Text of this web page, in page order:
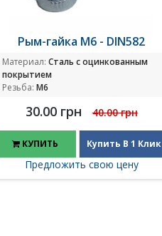
Рым-гайка М6 - DIN582
Материал: Сталь с оцинкованным
покрытием
Резьба: M6
30.00 грн 40.00 грн
КУПИТЬ Купить В 1 Клик
Предложить свою цену